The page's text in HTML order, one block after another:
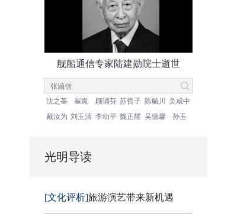
舰船通信专家陆建勋院士逝世
沈之荃 崔崑 顾诵芬 苏哲子 陈毓川
吴咸中
戴汝为 刘玉清 李幼平 魏正耀 吴德馨 孙玉
光明导读
[文化评析]旅游演艺带来新机遇